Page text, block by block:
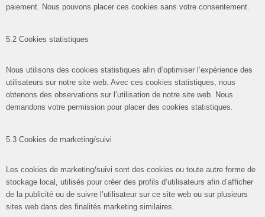
paiement. Nous pouvons placer ces cookies sans votre consentement.
5.2 Cookies statistiques
Nous utilisons des cookies statistiques afin d’optimiser l’expérience des
utilisateurs sur notre site web. Avec ces cookies statistiques, nous
obtenons des observations sur l’utilisation de notre site web. Nous
demandons votre permission pour placer des cookies statistiques.
5.3 Cookies de marketing/suivi
Les cookies de marketing/suivi sont des cookies ou toute autre forme de
stockage local, utilisés pour créer des profils d’utilisateurs afin d’afficher
de la publicité ou de suivre l’utilisateur sur ce site web ou sur plusieurs
sites web dans des finalités marketing similaires.